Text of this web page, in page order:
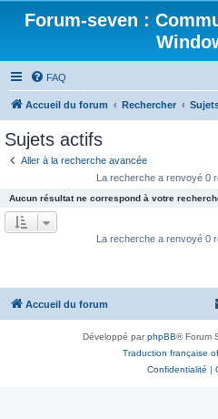
Forum-seven :
FAQ
Accueil du forum Rechercher
Sujets actifs
Aller à la recherche avancée
La recherche a renvoyé 0
Aucun résultat ne correspond à votre
La recherche a renvoyé 0
Accueil du forum
Développé parphpBB® Forum
Traduction française
Confidentialité |